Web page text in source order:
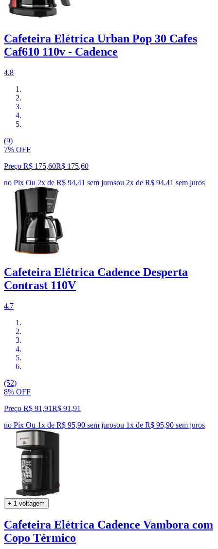
Cafeteira Elétrica Urban Pop 30 Cafes
Caf610 110v - Cadence
4.8
(9)
7% OFF
Preço R$ 175,60R$ 175,60
no Pix Ou 2x de R$ 94,41 sem jurosou 2x de R$ 94,41 sem juros
Cafeteira Elétrica Cadence Desperta
Contrast 110V
4.7
(52)
8% OFF
Preço R$ 91,91R$ 91 ,91
no Pix Ou 1x de R$ 95,90 sem jurosou 1x de R$ 95,90 sem juros
+ 1 voltagem
Cafeteira Elétrica Cadence Vambora com
Copo Térmico